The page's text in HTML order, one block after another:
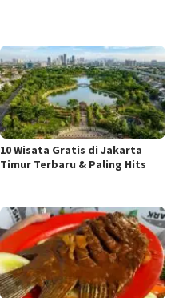
10 Wisata Gratis di Jakarta
Timur Terbaru & Paling Hits